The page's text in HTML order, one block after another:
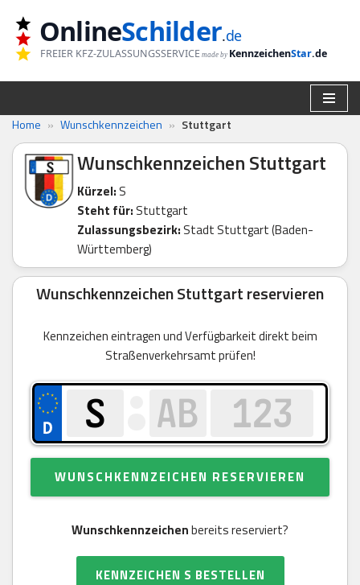
Zum
Inhalt
springen
OnlineSchilder.de
FREIER KFZ-ZULASSUNGSSERVICE made by KennzeichenStar.de
Home » Wunschkennzeichen » Stuttgart
Wunschkennzeichen Stuttgart
Kürzel: S
Steht für: Stuttgart
Zulassungsbezirk: Stadt Stuttgart (Baden-
Württemberg)
Wunschkennzeichen Stuttgart reservieren
Kennzeichen eintragen und Verfügbarkeit direkt beim
Straßenverkehrsamt prüfen!
WUNSCHKENNZEICHEN RESERVIEREN
Wunschkennzeichenbereits reserviert?
KENNZEICHEN S BESTELLEN